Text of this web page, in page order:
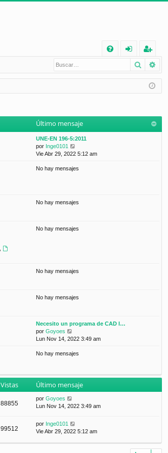
Q
nt
ifi
eg
ist
ra
Buscar
Último mensaje
UNE-EN 196-5:2011
por Inge0101
e
ú
o
n
Vie Abr 29, 2022 5:12 am
No hay mensajes
No hay mensajes
No hay mensajes
No hay mensajes
No hay mensajes
Necesito un programa de CAD l…
por Goyoes
e
ú
i
m
o
e
s
a
e
Lun Nov 14, 2022 3:49 am
No hay mensajes
Vistas Último mensaje
88855
por Goyoes
Lun Nov 14, 2022 3:49 am
99512
por Inge0101
Vie Abr 29, 2022 5:12 am